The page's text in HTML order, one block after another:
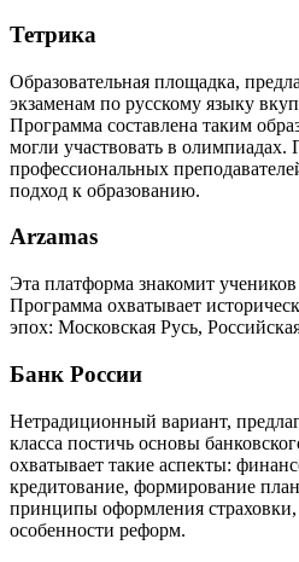
Тетрика
Образовательная площадка,
экзаменам по русскому языку
Программа составлена таким
могли участвовать в
профессиональных
подход к образованию.
Arzamas
Эта платформа знакомит учеников
Программа охватывает
эпох: Московская Русь,
Банк России
Нетрадиционный вариант,
класса постичь основы
охватывает такие аспекты:
кредитование, формирование
принципы оформления страховки,
особенности реформ.